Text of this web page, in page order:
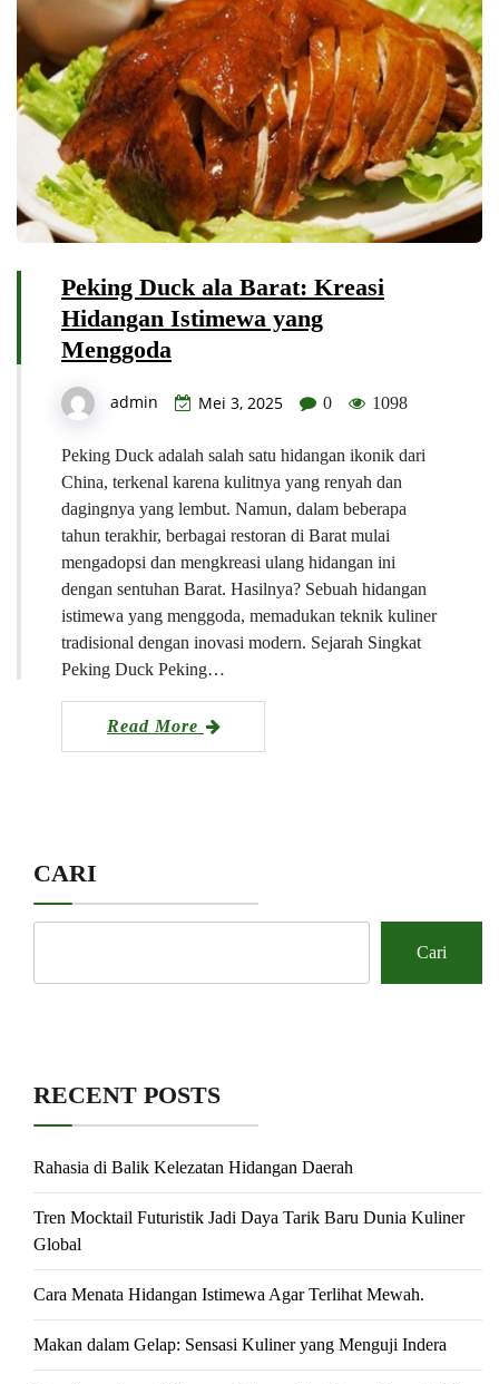
Peking Duck ala Barat: Kreasi
Hidangan Istimewa yang
Menggoda
admin Mei 3, 2025 0 1098
Peking Duck adalah salah satu hidangan ikonik dari
China, terkenal karena kulitnya yang renyah dan
dagingnya yang lembut. Namun, dalam beberapa
tahun terakhir, berbagai restoran di Barat mulai
mengadopsi dan mengkreasi ulang hidangan ini
dengan sentuhan Barat. Hasilnya? Sebuah hidangan
istimewa yang menggoda, memadukan teknik kuliner
tradisional dengan inovasi modern. Sejarah Singkat
Peking Duck Peking…
Read More
CARI
Cari
RECENT POSTS
Rahasia di Balik Kelezatan Hidangan Daerah
Tren Mocktail Futuristik Jadi Daya Tarik Baru Dunia Kuliner
Global
Cara Menata Hidangan Istimewa Agar Terlihat Mewah.
Makan dalam Gelap: Sensasi Kuliner yang Menguji Indera